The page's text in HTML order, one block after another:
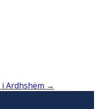
Ardhshëm →